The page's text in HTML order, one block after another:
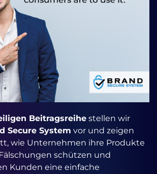
Beitragsreihe stellen wir
Secure System vor und zeigen
wie Unternehmen ihre Produkte
schützen und
Kunden eine einfache